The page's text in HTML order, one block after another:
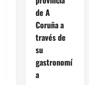
de A
Coruña a
través de
su
gastronomí
a